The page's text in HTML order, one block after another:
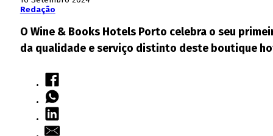
Redação
O Wine & Books Hotels Porto celebra o seu
da qualidade e serviço distinto deste boutique